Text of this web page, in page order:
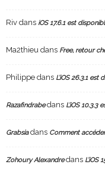
Riv dans iOS 17.6.1 est
Ma2thieu dans Free, retour
Philippe dans L’iOS 26.3.1
Razafindrabedans L’iOS
Grabsiadans Comment
Zohoury Alexandredans L’iOS